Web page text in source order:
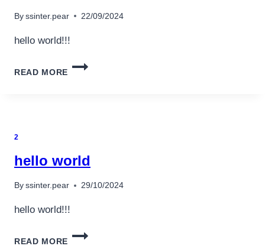
By ssinter.pear 22/09/2024
hello world!!!
READ MORE
HELLO
2
hello world
By ssinter.pear 29/10/2024
hello world!!!
READ MORE
HELLO